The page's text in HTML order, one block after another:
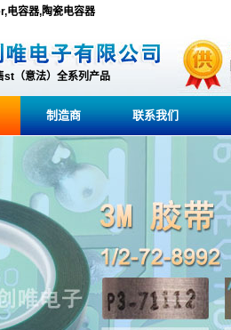
电容器,陶瓷电容器
st（意法）全系列产品
制造商 联系我们